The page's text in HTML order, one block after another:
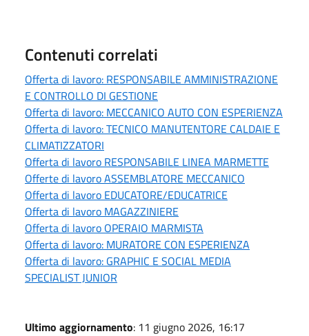
Contenuti correlati
Offerta di lavoro: RESPONSABILE AMMINISTRAZIONE
E CONTROLLO DI GESTIONE
Offerta di lavoro: MECCANICO AUTO CON ESPERIENZA
Offerta di lavoro: TECNICO MANUTENTORE CALDAIE E
CLIMATIZZATORI
Offerta di lavoro RESPONSABILE LINEA MARMETTE
Offerte di lavoro ASSEMBLATORE MECCANICO
Offerta di lavoro EDUCATORE/EDUCATRICE
Offerta di lavoro MAGAZZINIERE
Offerta di lavoro OPERAIO MARMISTA
Offerta di lavoro: MURATORE CON ESPERIENZA
Offerta di lavoro: GRAPHIC E SOCIAL MEDIA
SPECIALIST JUNIOR
Ultimo aggiornamento: 11 giugno 2026, 16:17